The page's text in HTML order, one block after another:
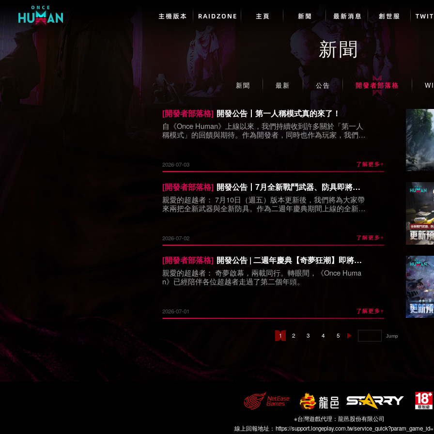
主機版本 RAIDZONE 主頁 新聞 最新消息 創世服
新聞
新聞 最新 公告 開發者部落格
[開發者部落格] 開發公告丨第一人稱模式真的來了！
自《Once Human》上線以來，我們持續收到許多關於「第一人
稱模式」的回饋與期待。作為開發者，同時也作為玩家，我們非
2026-07-03
[開發者部落格] 開發公告丨7月全新戰鬥武器、防具即將上線
親愛的超越者： 7月10日（週五）版本更新後，我們將為大家帶
來兩把全新武器與全新防具。作為二週年慶典期間上線的全新戰
2026-07-02
[開發者部落格] 開發公告 | 二週年慶典【奇夢狂潮】即將盛大開啟！
親愛的超越者： 奇夢啟幕，兩載同行。轉眼間，《Once Huma
n》已經陪伴各位超越者走過了第二個年頭。
2026-07-01
1 2 3 4 5 Jump
※台灣遊戲代理：龍邑股份有限公司
線上回報地址： https://support.longeplay.com.tw/